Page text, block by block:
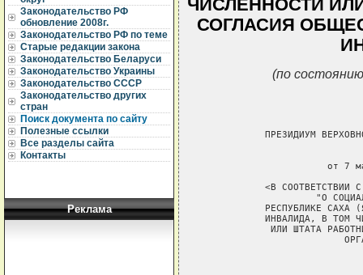
Законодательство РФ
обновление 2008г.
Законодательство РФ по теме
Старые редакции закона
Законодательство Беларуси
Законодательство Украины
Законодательство СССР
Законодательство других
стран
Поиск документа по сайту
Полезные ссылки
Все разделы сайта
Контакты
Реклама
ЧИСЛЕННОСТИ
СОГЛАСИЯ
(по
ПРЕЗИДИУМ
от 7
<В СООТВЕТСТВИИ
"О
РЕСПУБЛИКЕ САХА
ИНВАЛИДА, В ТОМ
ИЛИ ШТАТА